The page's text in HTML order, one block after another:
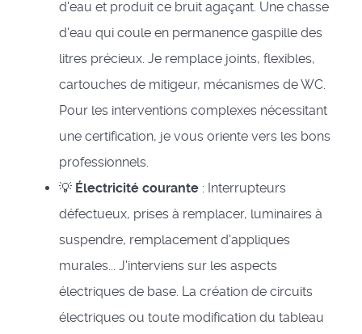
d'eau et produit ce bruit agaçant. Une chasse
d'eau qui coule en permanence gaspille des
litres précieux. Je remplace joints, flexibles,
cartouches de mitigeur, mécanismes de WC.
Pour les interventions complexes nécessitant
une certification, je vous oriente vers les bons
professionnels.
💡 Électricité courante : Interrupteurs
défectueux, prises à remplacer, luminaires à
suspendre, remplacement d'appliques
murales... J'interviens sur les aspects
électriques de base. La création de circuits
électriques ou toute modification du tableau